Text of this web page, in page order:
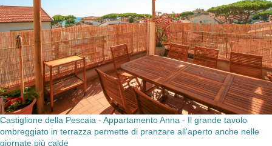
Castiglione della Pescaia - Appartamento Anna - Il grande tavolo
ombreggiato in terrazza permette di pranzare all'aperto anche nelle
giornate più calde